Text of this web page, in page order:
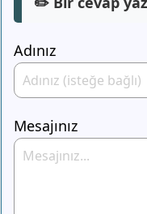
Adınız
Mesajınız